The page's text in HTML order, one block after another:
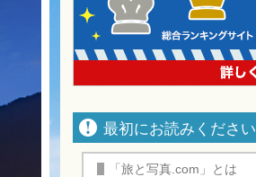
最初にお読みください
「旅と写真.com」とは